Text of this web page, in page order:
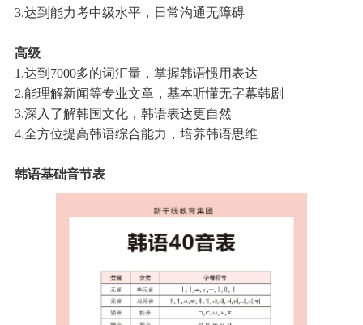
3.达到能力考中级水平，日常沟通无障碍
高级
1.达到7000多的词汇量，掌握韩语惯用表达
2.能理解新闻等专业文章，基本听懂无字幕韩剧
3.深入了解韩国文化，韩语表达更自然
4.全方位提高韩语综合能力，培养韩语思维
韩语基础音节表